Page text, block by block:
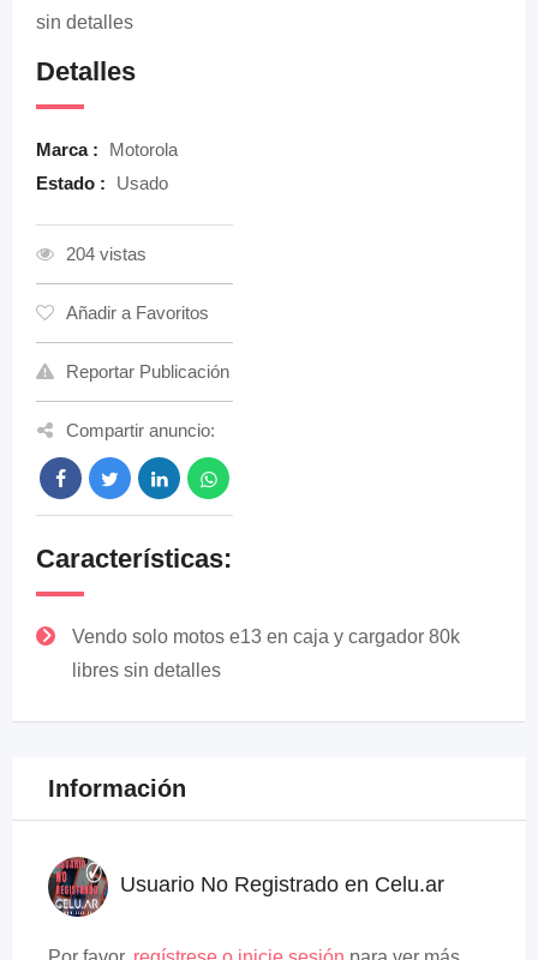
sin detalles
Detalles
Marca :
Motorola
Estado :
Usado
204 vistas
Añadir a Favoritos
Reportar Publicación
Compartir anuncio:
Características:
Vendo solo motos e13 en caja y cargador 80k
libres sin detalles
Información
Usuario No Registrado en Celu.ar